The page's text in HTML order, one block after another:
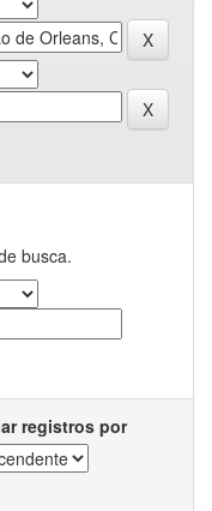
busca.
registros por